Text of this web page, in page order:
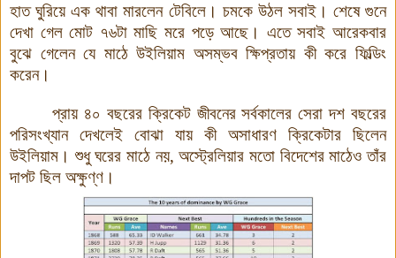
হাত ঘুরিয়ে এক থাবা মারলেন টেবিলে। চমকে উঠল সবাই। শেষে গুনে
দেখা গেল মোট ৭৬টা মাছি মরে পড়ে আছে। এতে সবাই আরেকবার
বুঝে গেলেন যে মাঠে উইলিয়াম অসম্ভব ক্ষিপ্রতায় কী করে ফিল্ডিং
করেন।
প্রায় ৪০ বছরের ক্রিকেট জীবনের সর্বকালের সেরা দশ বছরের
পরিসংখ্যান দেখলেই বোঝা যায় কী অসাধারণ ক্রিকেটার ছিলেন
উইলিয়াম। শুধু ঘরের মাঠে নয়, অস্ট্রেলিয়ার মতো বিদেশের মাঠেও তাঁর
দাপট ছিল অক্ষুণ্ণ।